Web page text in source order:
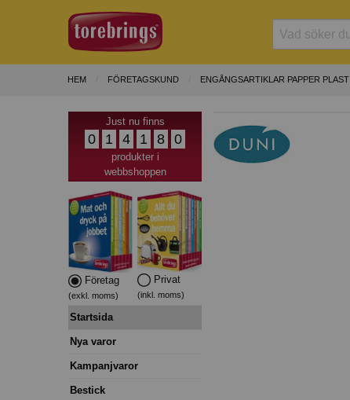
HEM FÖRETAGSKUND ENGÅNGSARTIKLAR PAPPER PLAST
Just nu finns
0 1 4 1 8 0
produkter i
webbshoppen
Företag
(exkl. moms)
Privat
(inkl. moms)
Startsida
Nya varor
Kampanjvaror
Bestick